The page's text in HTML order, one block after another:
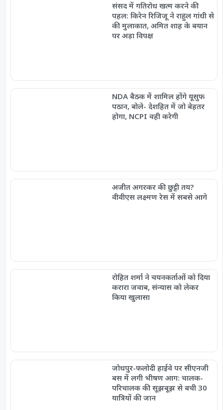
संसद में गतिरोध खत्म करने की
पहल: किरेन रिजिजू ने राहुल गांधी से
की मुलाकात, अमित शाह के बयान
पर अड़ा विपक्ष
NDA बैठक में शामिल होंगे यूसुफ
पठान, बोले- देशहित में जो बेहतर
होगा, NCPI वही करेगी
अजीत अगरकर की छुट्टी तय?
वीवीएस लक्ष्मण रेस में सबसे आगे
रोहित शर्मा ने चयनकर्ताओं को दिया
करारा जवाब, संन्यास को लेकर
किया खुलासा
जोधपुर-फलोदी हाईवे पर सीएनजी
बस में लगी भीषण आग: चालक-
परिचालक की सूझबूझ से बची 30
यात्रियों की जान